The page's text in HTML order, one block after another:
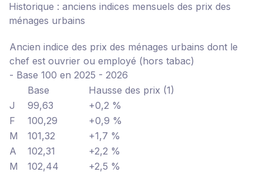
Historique : anciens indices mensuels des prix des
ménages urbains
Ancien indice des prix des ménages urbains dont le
chef est ouvrier ou employé (hors tabac)
- Base 100 en 2025 - 2026
Base
Hausse des prix (1)
J
99,63
+0,2 %
F
100,29
+0,9 %
M
101,32
+1,7 %
A
102,31
+2,2 %
M
102,44 +2,5 %